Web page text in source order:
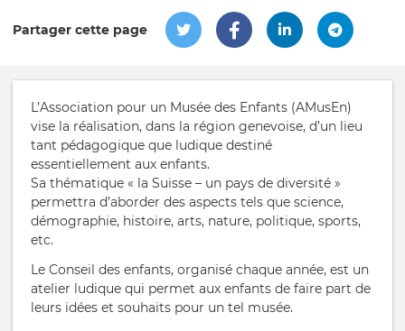
Partager cette page
L’Association pour un Musée des Enfants (AMusEn)
vise la réalisation, dans la région genevoise, d’un lieu
tant pédagogique que ludique destiné
essentiellement aux enfants.
Sa thématique « la Suisse – un pays de diversité »
permettra d’aborder des aspects tels que science,
démographie, histoire, arts, nature, politique, sports,
etc.
Le Conseil des enfants, organisé chaque année, est un
atelier ludique qui permet aux enfants de faire part de
leurs idées et souhaits pour un tel musée.